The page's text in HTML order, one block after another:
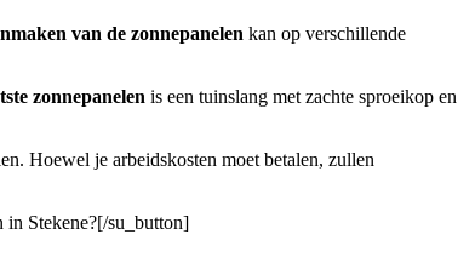
van de zonnepanelen kan op verschillende
zonnepanelen is een tuinslang met zachte sproeikop en
Hoewel je arbeidskosten moet betalen, zullen
in Stekene?[/su_button]